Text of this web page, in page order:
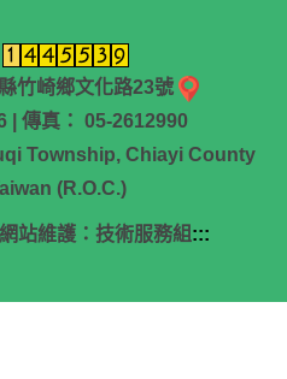
竹崎鄉文化路23號
| 傳真： 05-2612990
Township, Chiayi County
(R.O.C.)
網站維護：技術服務組 :::